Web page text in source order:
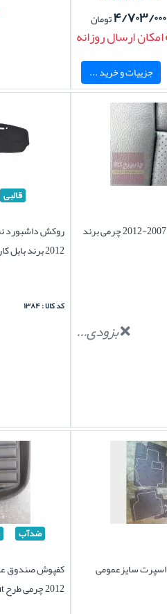
۴/۷۰۳/۰۰۰تومان
امکان ارسال روزانه
جزییات و خرید ...
روکش صندلی سانتافه2007-2012 چرمی برند
بزودی...
قالبی
2012 برند بابل کارپت اصل
کد کالا : ۱۳۸۴
سایزعمومی
ضدآب
2012 چرمی طرح excellent